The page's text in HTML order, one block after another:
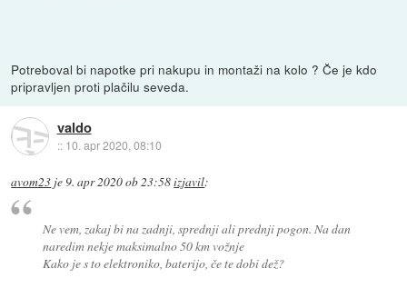
Potreboval bi napotke pri nakupu in montaži na kolo ? Če je kdo
pripravljen proti plačilu seveda.
valdo
:: 10. apr 2020, 08:10
avom23 je 9. apr 2020 ob 23:58izjavil:
Ne vem, zakaj bi na zadnji, sprednji ali prednji pogon. Na dan
naredim nekje maksimalno 50 km vožnje
Kako je s to elektroniko, baterijo, če te dobi dež?